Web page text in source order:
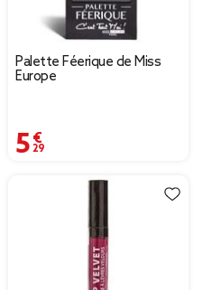
Palette Féerique de Miss
Europe
5,29 €